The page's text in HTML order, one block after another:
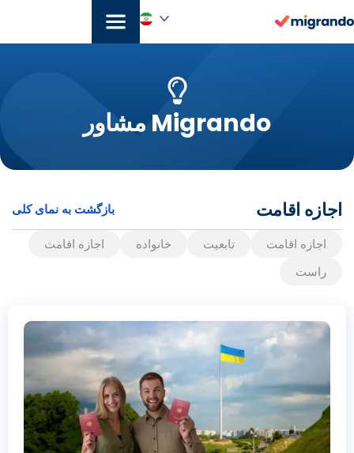
به
محتوا
فارسی
Migrando مشاور
اجازه اقامت بازگشت به نمای کلی
اجازه اقامت تابعیت خانواده
اجازه اقامت
راست